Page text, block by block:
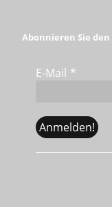
Abonnieren Sie
E-Mail *